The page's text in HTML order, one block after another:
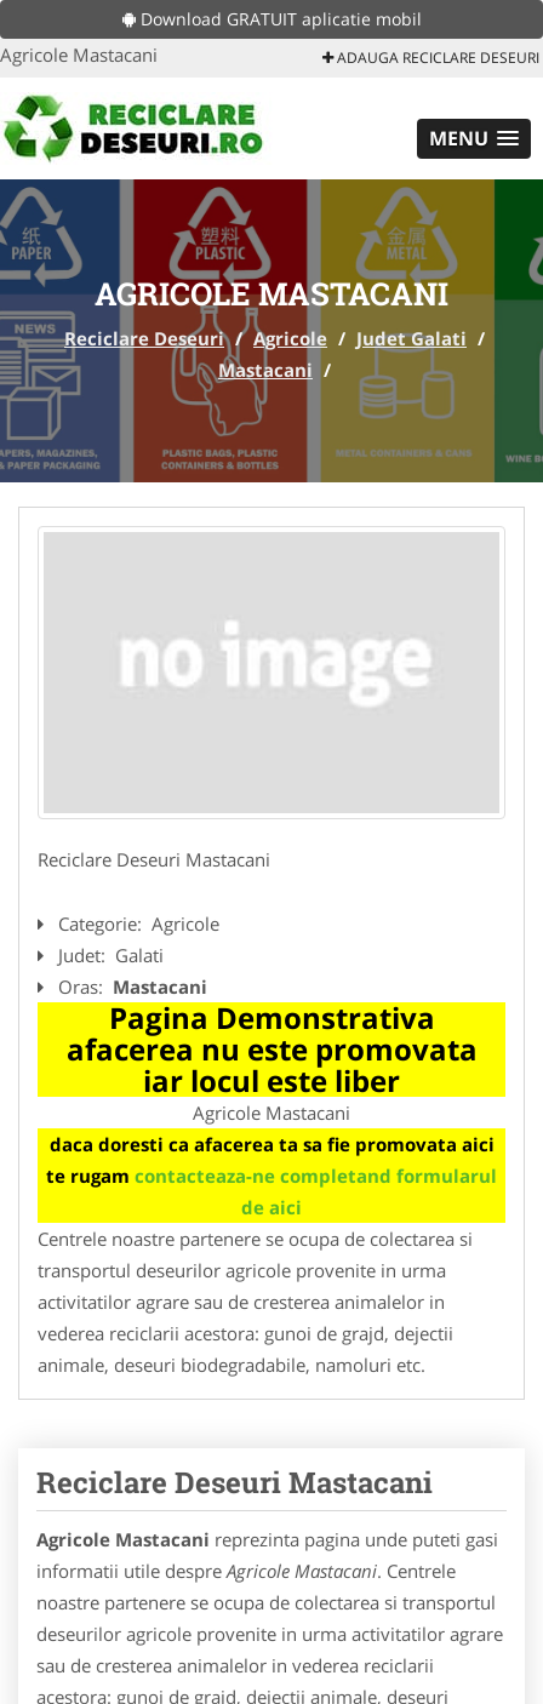
Download GRATUIT aplicatie mobil
Agricole Mastacani ADAUGA RECICLARE DESEURI
MENU
AGRICOLE MASTACANI
Reciclare Deseuri / Agricole / Judet Galati /
Mastacani /
Reciclare Deseuri Mastacani
Categorie: Agricole
Judet: Galati
Oras: Mastacani
Pagina Demonstrativa
afacerea nu este promovata
iar locul este liber
Agricole Mastacani
daca doresti ca afacerea ta sa fie promovata aici
te rugam contacteaza-ne completand formularul
de aici
Centrele noastre partenere se ocupa de colectarea si
transportul deseurilor agricole provenite in urma
activitatilor agrare sau de cresterea animalelor in
vederea reciclarii acestora: gunoi de grajd, dejectii
animale, deseuri biodegradabile, namoluri etc.
Reciclare Deseuri Mastacani
Agricole Mastacani reprezinta pagina unde puteti gasi
informatii utile despre Agricole Mastacani. Centrele
noastre partenere se ocupa de colectarea si transportul
deseurilor agricole provenite in urma activitatilor agrare
sau de cresterea animalelor in vederea reciclarii
acestora: gunoi de grajd, dejectii animale, deseuri